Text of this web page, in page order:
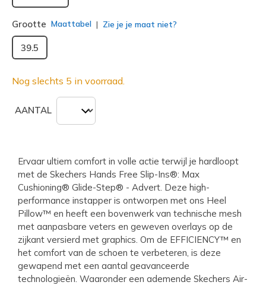
Grootte Maattabel Zie je je maat niet?
39.5
Nog slechts 5 in voorraad.
AANTAL
Ervaar ultiem comfort in volle actie terwijl je hardloopt
met de Skechers Hands Free Slip-Ins®: Max
Cushioning® Glide-Step® - Advert. Deze high-
performance instapper is ontworpen met ons Heel
Pillow™ en heeft een bovenwerk van technische mesh
met aanpasbare veters en geweven overlays op de
zijkant versierd met graphics. Om de EFFICIENCY™ en
het comfort van de schoen te verbeteren, is deze
gewapend met een aantal geavanceerde
technologieën. Waaronder een ademende Skechers Air-